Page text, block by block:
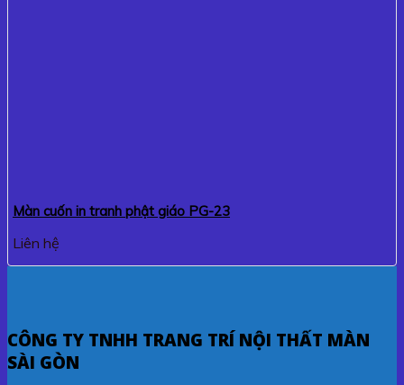
Màn cuốn in tranh phật giáo PG-23
Liên hệ
CÔNG TY TNHH TRANG TRÍ NỘI THẤT MÀN
SÀI GÒN